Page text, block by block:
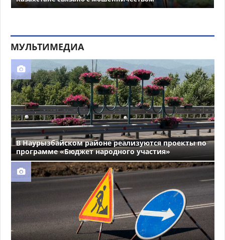
МУЛЬТИМЕДИА
В Наурызбайском районе реализуются проекты по
программе «Бюджет народного участия»